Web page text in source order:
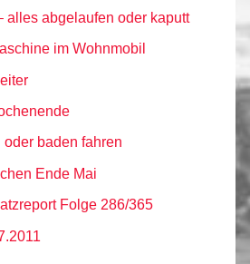
alles abgelaufen oder kaputt
im Wohnmobil
baden fahren
Ende Mai
Folge 286/365